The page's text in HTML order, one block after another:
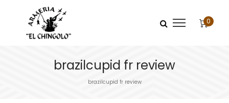
0
brazilcupid fr review
brazilcupid fr review